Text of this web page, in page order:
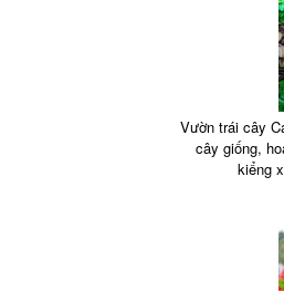
Vườn trái cây
cây giống,
kiểng